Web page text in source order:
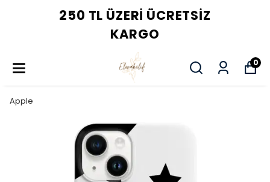
250 TL ÜZERI ÜCRETSIZ
KARGO
0
Apple